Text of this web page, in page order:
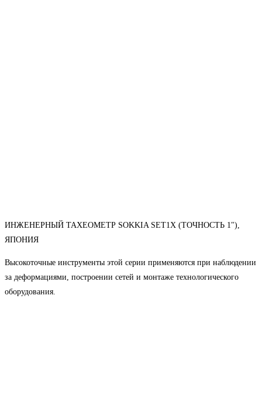
ИНЖЕНЕРНЫЙ ТАХЕОМЕТР SOKKIA SET1X (ТОЧНОСТЬ 1"),
ЯПОНИЯ
Высокоточные инструменты этой серии применяются при наблюдении
за деформациями, построении сетей и монтаже технологического
оборудования.